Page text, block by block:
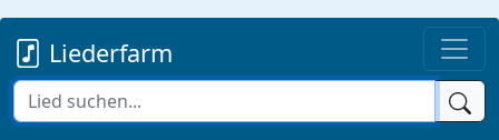
Liederfarm